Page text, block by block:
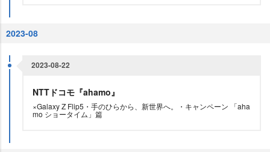
2023-08
2023-08-22
NTTドコモ『ahamo』
×Galaxy Z Flip5・手のひらから、新世界へ。・キャンペーン 「aha
mo ショータイム」篇